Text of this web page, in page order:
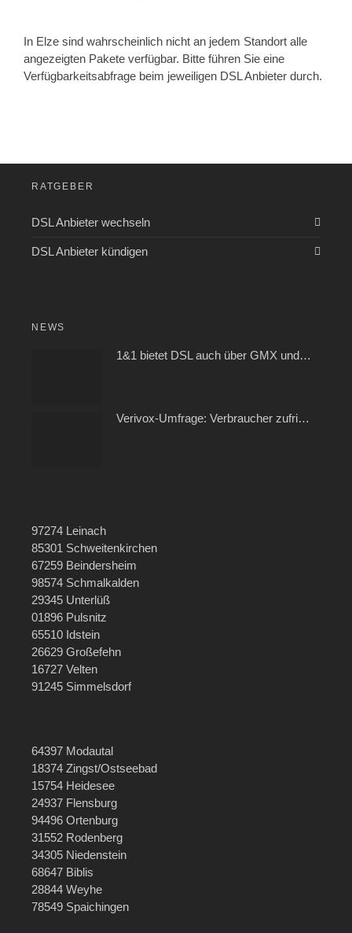
In Elze sind wahrscheinlich nicht an jedem Standort alle
angezeigten Pakete verfügbar. Bitte führen Sie eine
Verfügbarkeitsabfrage beim jeweiligen DSL Anbieter durch.
RATGEBER
DSL Anbieter wechseln
DSL Anbieter kündigen
NEWS
1&1 bietet DSL auch über GMX und WEB.DE
Verivox-Umfrage: Verbraucher zufrieden mit ihrem Kabel- und Internetanbieter
97274 Leinach
85301 Schweitenkirchen
67259 Beindersheim
98574 Schmalkalden
29345 Unterlüß
01896 Pulsnitz
65510 Idstein
26629 Großefehn
16727 Velten
91245 Simmelsdorf
64397 Modautal
18374 Zingst/Ostseebad
15754 Heidesee
24937 Flensburg
94496 Ortenburg
31552 Rodenberg
34305 Niedenstein
68647 Biblis
28844 Weyhe
78549 Spaichingen